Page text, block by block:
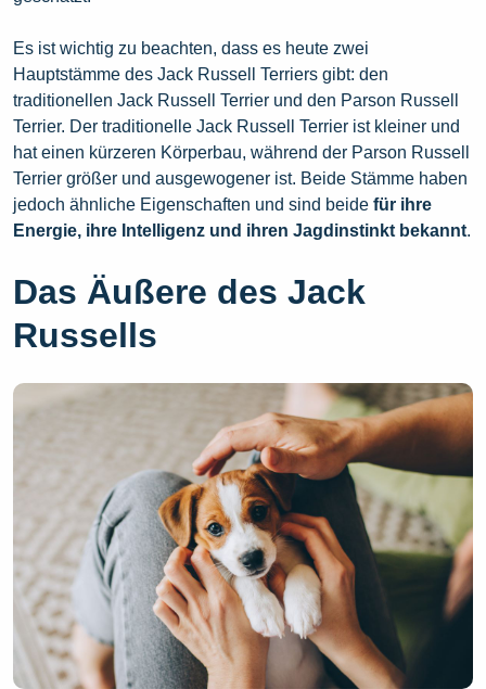
Es ist wichtig zu beachten, dass es heute zwei
Hauptstämme des Jack Russell Terriers gibt: den
traditionellen Jack Russell Terrier und den Parson Russell
Terrier. Der traditionelle Jack Russell Terrier ist kleiner und
hat einen kürzeren Körperbau, während der Parson Russell
Terrier größer und ausgewogener ist. Beide Stämme haben
jedoch ähnliche Eigenschaften und sind beide für ihre
Energie, ihre Intelligenz und ihren Jagdinstinkt bekannt.
Das Äußere des Jack
Russells